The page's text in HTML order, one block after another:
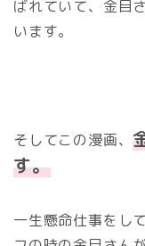
ばれていて、金目
います。
そしてこの漫画、
す。
一生懸命仕事をし